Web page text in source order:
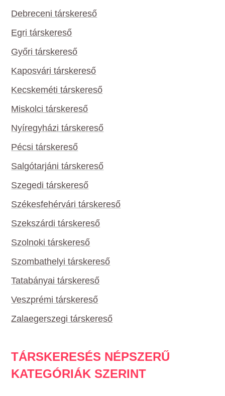
Debreceni társkereső
Egri társkereső
Győri társkereső
Kaposvári társkereső
Kecskeméti társkereső
Miskolci társkereső
Nyíregyházi társkereső
Pécsi társkereső
Salgótarjáni társkereső
Szegedi társkereső
Székesfehérvári társkereső
Szekszárdi társkereső
Szolnoki társkereső
Szombathelyi társkereső
Tatabányai társkereső
Veszprémi társkereső
Zalaegerszegi társkereső
TÁRSKERESÉS NÉPSZERŰ
KATEGÓRIÁK SZERINT